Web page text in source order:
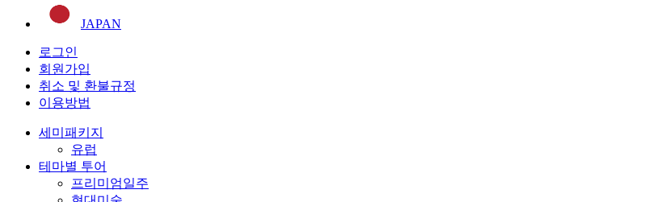
JAPAN
로그인
회원가입
취소 및 환불규정
이용방법
세미패키지
유럽
테마별 투어
프리미엄일주